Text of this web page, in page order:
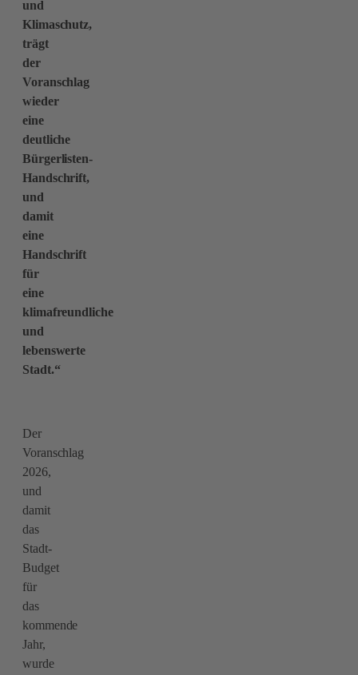
und
Klimaschutz,
trägt
der
Voranschlag
wieder
eine
deutliche
Bürgerlisten-
Handschrift,
und
damit
eine
Handschrift
für
eine
klimafreundliche
und
lebenswerte
Stadt.“
Der
Voranschlag
2026,
und
damit
das
Stadt-
Budget
für
das
kommende
Jahr,
wurde